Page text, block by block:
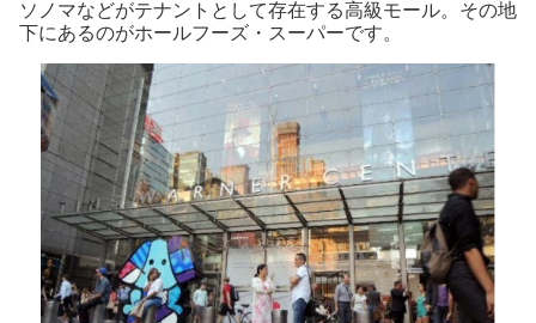
ソノマなどがテナントとして存在する高級モール。その地
下にあるのがホールフーズ・スーパーです。